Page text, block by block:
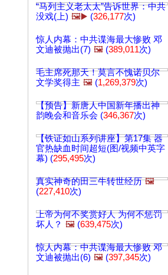
“马列主义老太太”告诉世界：中共
没戏(上) 🖼️▶️ (326,177次)
惊人内幕：中共谍海最大惨败 邓
文迪被抛出(7) 🖼️ (389,011次)
毛主席死那天！莫言不愧诺贝尔
文学奖得主 🖼️ (1,269,379次)
【预告】新唐人中国新年播出神
韵晚会和音乐会 (346,367次)
【铁证如山系列讲座】第17集 器
官热缺血时间超短(图/视频中英字
幕) (295,495次)
真实神奇的田三牛转世经历 🖼️
(227,410次)
上帝为何不奖赏好人 为何不惩罚
坏人？ 🖼️ (639,475次)
惊人内幕：中共谍海最大惨败 邓
文迪被抛出(6) 🖼️ (397,345次)